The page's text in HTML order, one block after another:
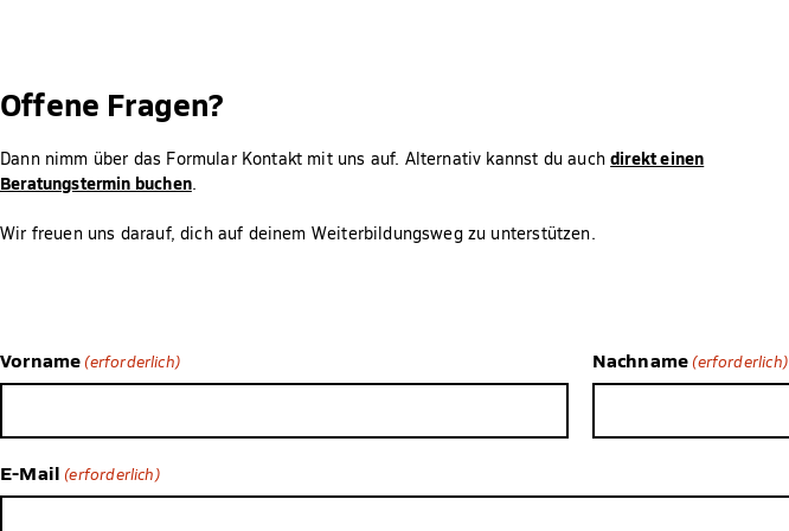
Offene Fragen?
Dann nimm über das Formular Kontakt mit uns auf. Alternativ kannst du auchdirekt einen
Beratungstermin buchen.
Wir freuen uns darauf, dich auf deinem Weiterbildungsweg zu unterstützen.
Vorname (erforderlich) Nachname (erforderlich)
E-Mail (erforderlich)